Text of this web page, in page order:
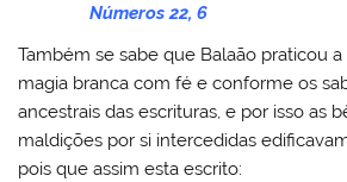
Números 22, 6
Também se sabe que Balaão praticou a
magia branca com fé e conforme os
ancestrais das escrituras, e por isso as
maldições por si intercedidas
pois que assim esta escrito: